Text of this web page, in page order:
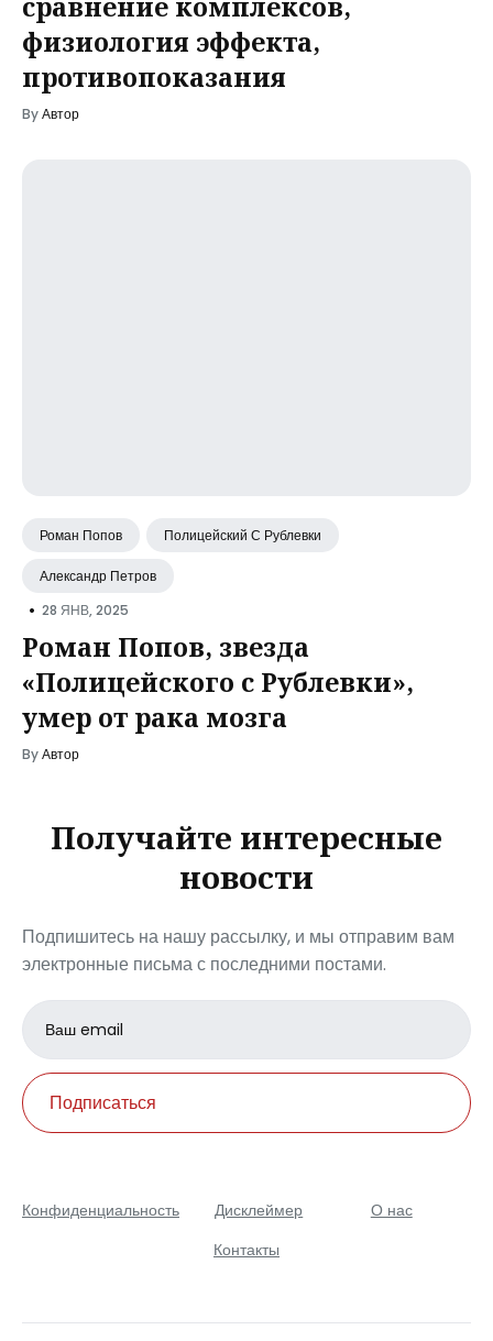
сравнение комплексов,
физиология эффекта,
противопоказания
ByАвтор
Роман Попов Полицейский С Рублевки
Александр Петров
• 28 ЯНВ, 2025
Роман Попов, звезда
«Полицейского с Рублевки»,
умер от рака мозга
ByАвтор
Получайте интересные
новости
Подпишитесь на нашу рассылку, и мы отправим вам
электронные письма с последними постами.
Email
address
Подписаться
Конфиденциальность Дисклеймер
О нас
Контакты